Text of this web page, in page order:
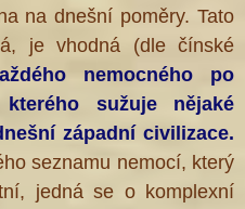
na dnešní poměry. Tato
je vhodná (dle čínské
nemocného po
sužuje nějaké
západní civilizace.
seznamu nemocí, který
jedná se o komplexní